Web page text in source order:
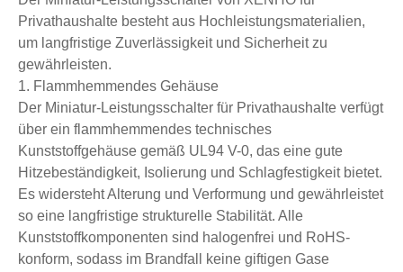
Privathaushalte besteht aus Hochleistungsmaterialien,
um langfristige Zuverlässigkeit und Sicherheit zu
gewährleisten.
1. Flammhemmendes Gehäuse
Der Miniatur-Leistungsschalter für Privathaushalte verfügt
über ein flammhemmendes technisches
Kunststoffgehäuse gemäß UL94 V-0, das eine gute
Hitzebeständigkeit, Isolierung und Schlagfestigkeit bietet.
Es widersteht Alterung und Verformung und gewährleistet
so eine langfristige strukturelle Stabilität. Alle
Kunststoffkomponenten sind halogenfrei und RoHS-
konform, sodass im Brandfall keine giftigen Gase